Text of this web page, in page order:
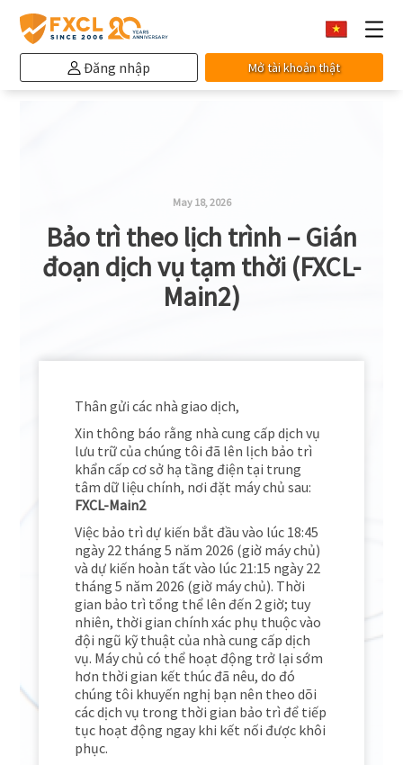
Đăng nhập Mở tài khoản thật
May 18, 2026
Bảo trì theo lịch trình – Gián
đoạn dịch vụ tạm thời (FXCL-
Main2)
Thân gửi các nhà giao dịch,
Xin thông báo rằng nhà cung cấp dịch vụ
lưu trữ của chúng tôi đã lên lịch bảo trì
khẩn cấp cơ sở hạ tầng điện tại trung
tâm dữ liệu chính, nơi đặt máy chủ sau:
FXCL-Main2
Việc bảo trì dự kiến ​​bắt đầu vào lúc 18:45
ngày 22 tháng 5 năm 2026 (giờ máy chủ)
và dự kiến ​​hoàn tất vào lúc 21:15 ngày 22
tháng 5 năm 2026 (giờ máy chủ). Thời
gian bảo trì tổng thể lên đến 2 giờ; tuy
nhiên, thời gian chính xác phụ thuộc vào
đội ngũ kỹ thuật của nhà cung cấp dịch
vụ. Máy chủ có thể hoạt động trở lại sớm
hơn thời gian kết thúc đã nêu, do đó
chúng tôi khuyến nghị bạn nên theo dõi
các dịch vụ trong thời gian bảo trì để tiếp
tục hoạt động ngay khi kết nối được khôi
phục.